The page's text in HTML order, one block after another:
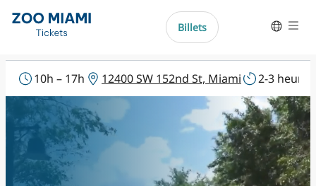
Aller
directement
contenu
Billets
English
Español
Português do Brasil
Deutsch
Italiano
10h – 17h 12400 SW 152nd St, Miami 2-3